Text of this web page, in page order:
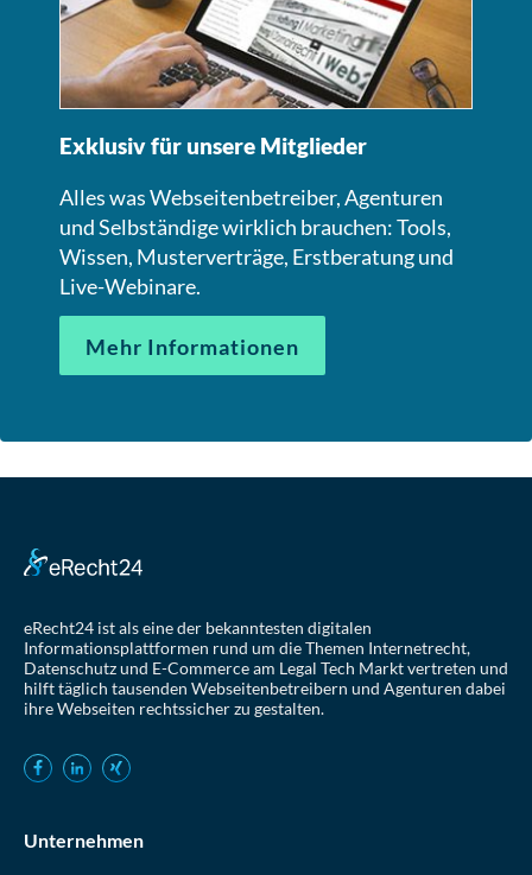
Exklusiv für unsere Mitglieder
Alles was Webseitenbetreiber, Agenturen
und Selbständige wirklich brauchen: Tools,
Wissen, Musterverträge, Erstberatung und
Live-Webinare.
Mehr Informationen
eRecht24 ist als eine der bekanntesten digitalen
Informationsplattformen rund um die Themen Internetrecht,
Datenschutz und E-Commerce am Legal Tech Markt vertreten und
hilft täglich tausenden Webseitenbetreibern und Agenturen dabei
ihre Webseiten rechtssicher zu gestalten.
Unternehmen